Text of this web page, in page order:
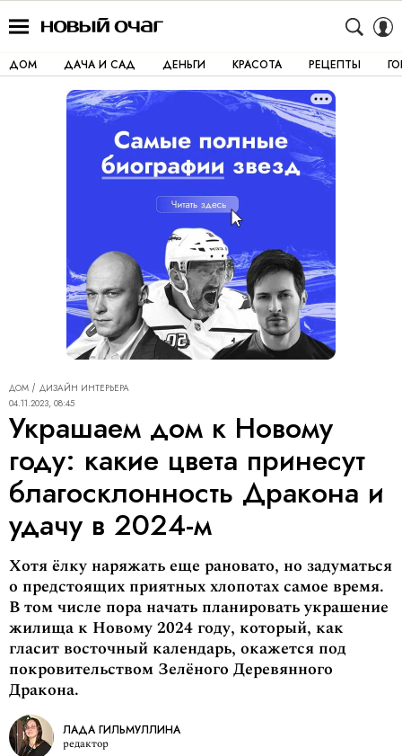
ДОМ ДАЧА И САД ДЕНЬГИ КРАСОТА РЕЦЕПТЫ
ДОМ
ДИЗАЙН ИНТЕРЬЕРА
04.11.2023, 08:45
Украшаем дом к Новому
году: какие цвета принесут
благосклонность Дракона и
удачу в 2024-м
Хотя ёлку наряжать еще рановато, но задуматься
о предстоящих приятных хлопотах самое время.
В том числе пора начать планировать украшение
жилища к Новому 2024 году, который, как
гласит восточный календарь, окажется под
покровительством Зелёного Деревянного
Дракона.
ЛАДА ГИЛЬМУЛЛИНА
редактор